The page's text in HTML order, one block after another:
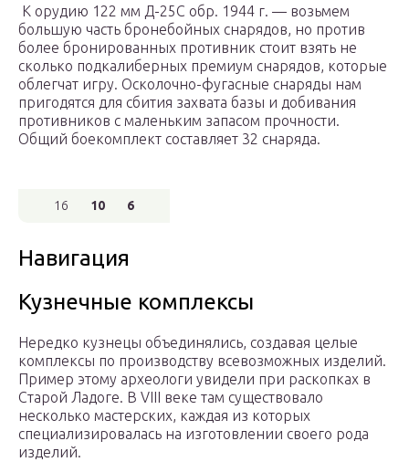
К орудию 122 мм Д-25С обр. 1944 г. — возьмем
большую часть бронебойных снарядов, но против
более бронированных противник стоит взять не
сколько подкалиберных премиум снарядов, которые
облегчат игру. Осколочно-фугасные снаряды нам
пригодятся для сбития захвата базы и добивания
противников с маленьким запасом прочности.
Общий боекомплект составляет 32 снаряда.
16 10 6
Навигация
Кузнечные комплексы
Нередко кузнецы объединялись, создавая целые
комплексы по производству всевозможных изделий.
Пример этому археологи увидели при раскопках в
Старой Ладоге. В VIII веке там существовало
несколько мастерских, каждая из которых
специализировалась на изготовлении своего рода
изделий.